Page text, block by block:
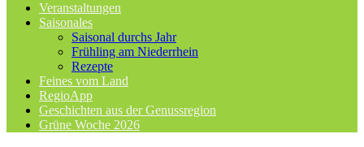
Veranstaltungen
Saisonales
Saisonal durchs Jahr
Frühling am Niederrhein
Rezepte
Feines vom Land
RegioApp
Geschichten aus der Genussregion
Grüne Woche 2026